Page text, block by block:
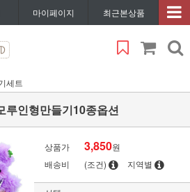
마이페이지 최근본상품
세트
루인형만들기10종옵션
상품가 3,850원
배송비
(조건) 지역별